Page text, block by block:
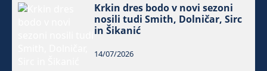
Krkin dres bodo v novi sezoni
nosili tudi Smith, Dolničar, Sirc
in Šikanić
14/07/2026